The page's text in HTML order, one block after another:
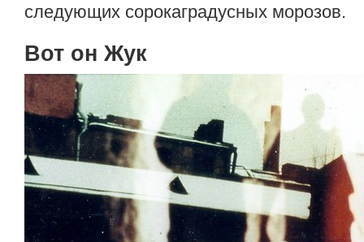
следующих сорокаградусных морозов.
Вот он Жук